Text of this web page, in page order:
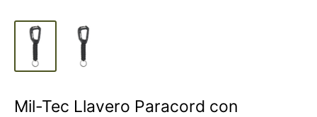
Mil-Tec Llavero Paracord con